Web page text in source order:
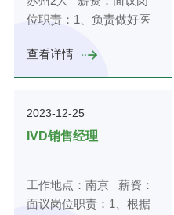
位职责：1、负责做好医
作，时掌握楼宇内企业信
息、空置资源等基础数
未落地企业的落地；2、
负责意向客户、目标企业
业办理工商、税务相关审
批手续，提供服务，确保
查看详情
2023-12-25
IVD销售经理
工作地点：南京 薪资：
面议岗位职责：1、根据